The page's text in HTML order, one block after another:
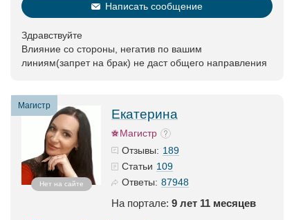
Написать сообщение
Здравствуйте
Влияние со стороны, негатив по вашим
линиям(запрет на брак) не даст общего направления
Магистр
Нет на сайте
Екатерина
Магистр
Отзывы: 189
Статьи 109
Ответы: 87948
На портале: 9 лет 11 месяцев